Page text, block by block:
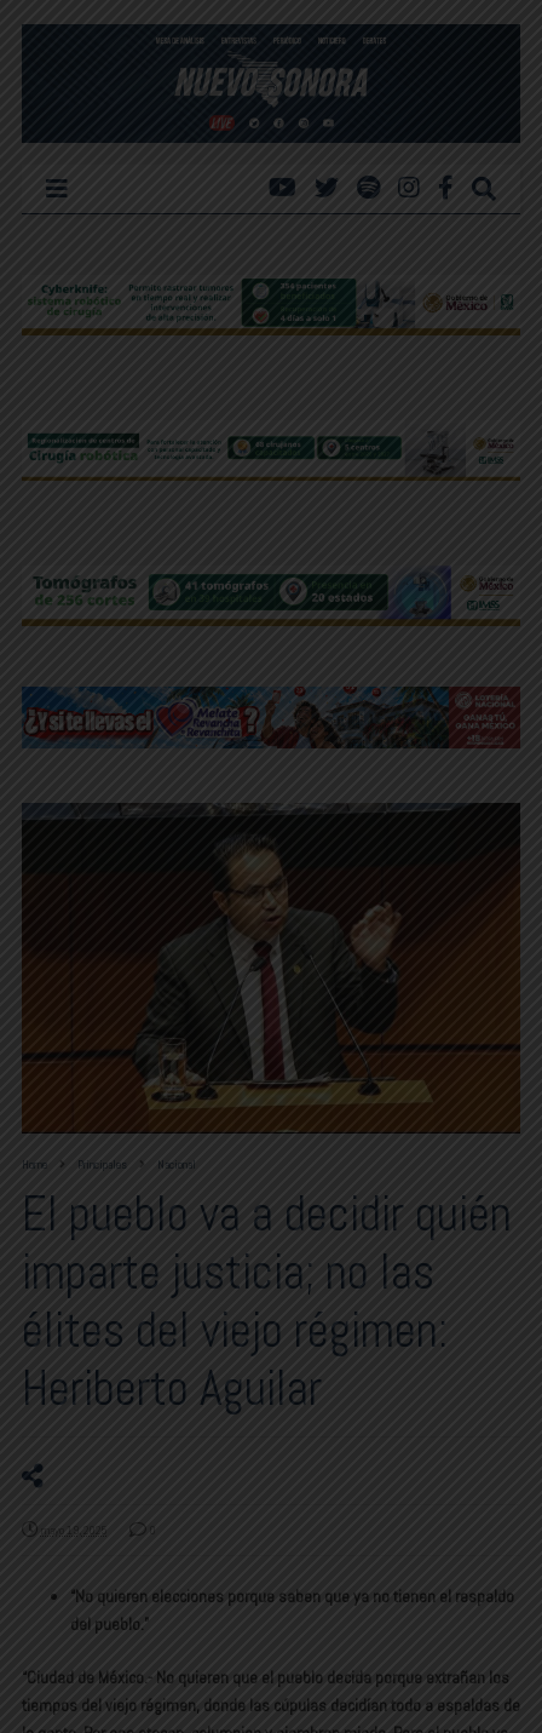
Home Principales Nacional
El pueblo va a decidir quién
imparte justicia; no las
élites del viejo régimen:
Heriberto Aguilar
mayo 19, 2025 0
“No quieren elecciones porque saben que ya no tienen el respaldo
del pueblo.”
“Ciudad de México.- No quieren que el pueblo decida porque extrañan los
tiempos del viejo régimen, donde las cúpulas decidían todo a espaldas de